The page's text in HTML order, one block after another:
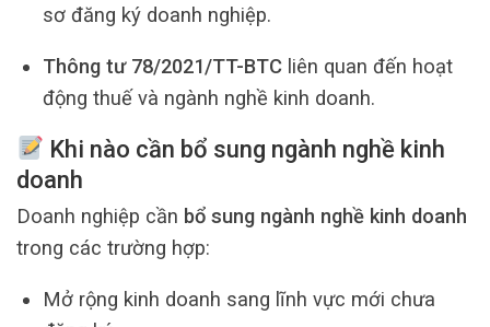
sơ đăng ký doanh nghiệp.
Thông tư 78/2021/TT-BTCliên quan đến hoạt
động thuế và ngành nghề kinh doanh.
Khi nào cần bổ sung ngành nghề kinh
doanh
Doanh nghiệp cần bổ sung ngành nghề kinh doanh
trong các trường hợp:
Mở rộng kinh doanh sang lĩnh vực mới chưa